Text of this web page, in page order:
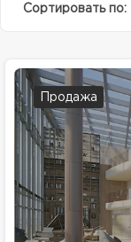
Сортировать по:
Продажа